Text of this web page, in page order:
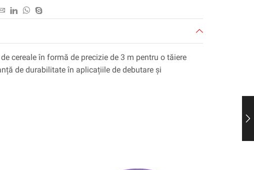
cereale în formă de precizie de 3 m pentru o tăiere
de durabilitate în aplicațiile de debutare și